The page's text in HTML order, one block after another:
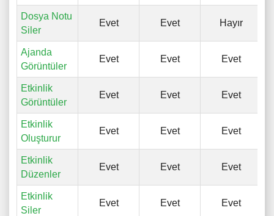
Dosya Notu
Siler
Evet Evet Hayır
Ajanda
Görüntüler
Evet Evet Evet
Etkinlik
Görüntüler
Evet Evet Evet
Etkinlik
Oluşturur
Evet Evet Evet
Etkinlik
Düzenler
Evet Evet Evet
Etkinlik
Siler
Evet Evet Evet